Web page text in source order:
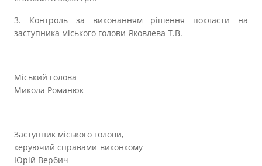
3. Контроль за виконанням рішення покласти на
заступника міського голови Яковлева Т.В.
Міський голова
Микола Романюк
Заступник міського голови,
керуючий справами виконкому
Юрій Вербич